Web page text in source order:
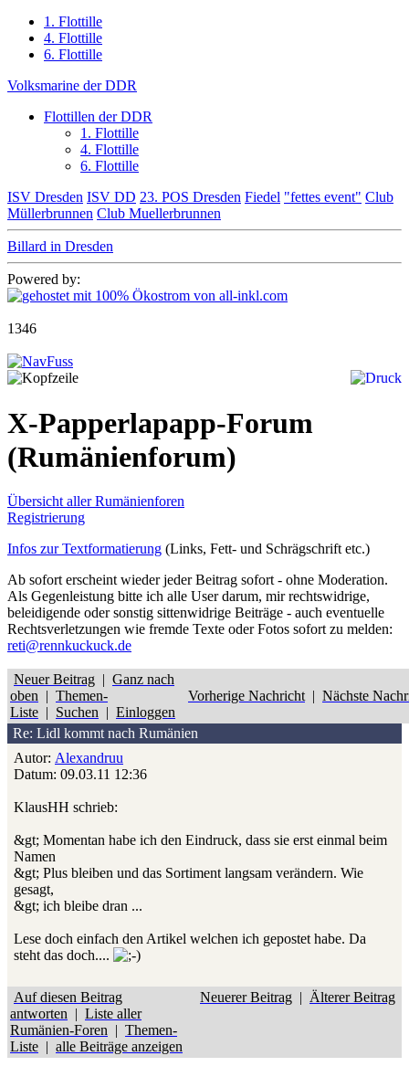
1. Flottille
4. Flottille
6. Flottille
Volksmarine der DDR
Flottillen der DDR
1. Flottille
4. Flottille
6. Flottille
ISV Dresden ISV DD 23. POS Dresden Fiedel "fettes event" Club
Müllerbrunnen Club Muellerbrunnen
Billard in Dresden
Powered by:
1346
X-Papperlapapp-Forum
(Rumänienforum)
Übersicht aller Rumänienforen
Registrierung
Infos zur Textformatierung (Links, Fett- und Schrägschrift etc.)
Ab sofort erscheint wieder jeder Beitrag sofort - ohne Moderation.
Als Gegenleistung bitte ich alle User darum, mir rechtswidrige,
beleidigende oder sonstig sittenwidrige Beiträge - auch eventuelle
Rechtsverletzungen wie fremde Texte oder Fotos sofort zu melden:
reti@rennkuckuck.de
Neuer Beitrag | Ganz nach
oben | Themen-
Liste | Suchen | Einloggen
Vorherige Nachricht | Nächste
Re: Lidl kommt nach Rumänien
Autor: Alexandruu
Datum: 09.03.11 12:36
KlausHH schrieb:
&gt; Momentan habe ich den Eindruck, dass sie erst einmal beim
Namen
&gt; Plus bleiben und das Sortiment langsam verändern. Wie
gesagt,
&gt; ich bleibe dran ...
Lese doch einfach den Artikel welchen ich gepostet habe. Da
steht das doch....
Auf diesen Beitrag
antworten | Liste aller
Rumänien-Foren | Themen-
Liste | alle Beiträge anzeigen
Neuerer Beitrag | Älterer Beitrag